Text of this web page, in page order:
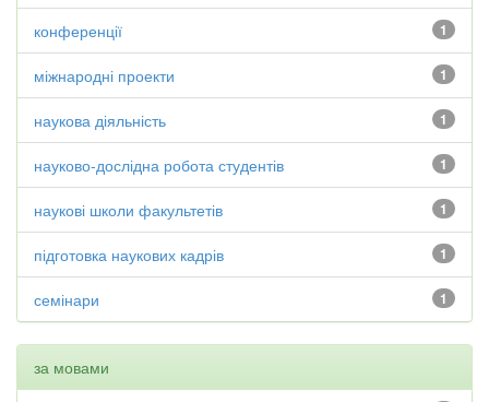
1
конференції
1
міжнародні проекти
1
наукова діяльність
1
науково-дослідна робота студентів
1
наукові школи факультетів
1
підготовка наукових кадрів
1
семінари
за мовами